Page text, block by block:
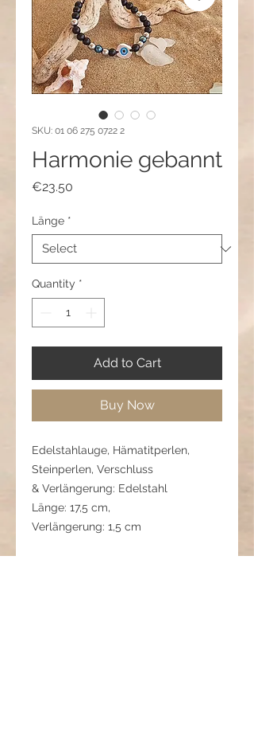
SKU: 01 06 275 0722 2
Harmonie gebannt
€23.50
Länge *
Quantity *
Add to Cart
Buy Now
Edelstahlauge, Hämatitperlen,
Steinperlen, Verschluss
& Verlängerung: Edelstahl
Länge: 17,5 cm,
Verlängerung: 1,5 cm